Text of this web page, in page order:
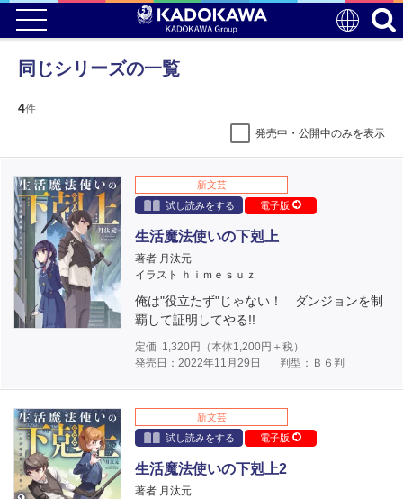
同じシリーズの一覧
4件
発売中・公開中のみを表示
新文芸
試し読みをする
電子版
生活魔法使いの下剋上
著者 月汰元
イラスト ｈｉｍｅｓｕｚ
俺は"役立たず"じゃない！ ダンジョンを制
覇して証明してやる!!
定価 1,320円（本体1,200円＋税）
発売日：2022年11月29日
判型：Ｂ６判
新文芸
試し読みをする
電子版
生活魔法使いの下剋上2
著者 月汰元